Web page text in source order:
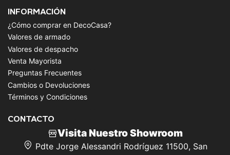
INFORMACIÓN
¿Cómo comprar en DecoCasa?
Valores de armado
Valores de despacho
Venta Mayorista
Preguntas Frecuentes
Cambios o Devoluciones
Términos y Condiciones
CONTACTO
Visita Nuestro Showroom
Pdte Jorge Alessandri Rodríguez 11500, San